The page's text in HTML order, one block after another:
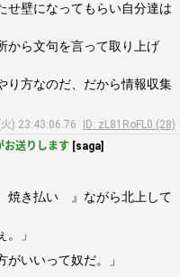
せ壁になってもらい自分達は
から文句を言って取り上げ
り方なのだ、だから情報収集
) 23:43:06.76
ID: zL81RoFL0 (28)
お送りします [saga]
焼き払い 』ながら北上して
」
いいって奴だ。」